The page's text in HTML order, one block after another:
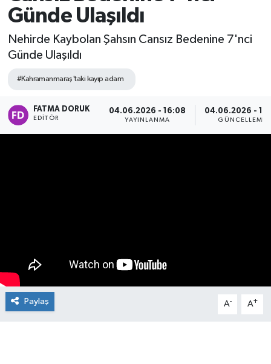
Günde Ulaşıldı
Nehirde Kaybolan Şahsın Cansız Bedenine 7'nci
Günde Ulaşıldı
#Kahramanmaraş'taki kayıp adam
FATMA DORUK
EDITÖR
04.06.2026 - 16:08
YAYINLANMA
04.06.2026 -
GÜNCELLEME
Paylaş A- A+